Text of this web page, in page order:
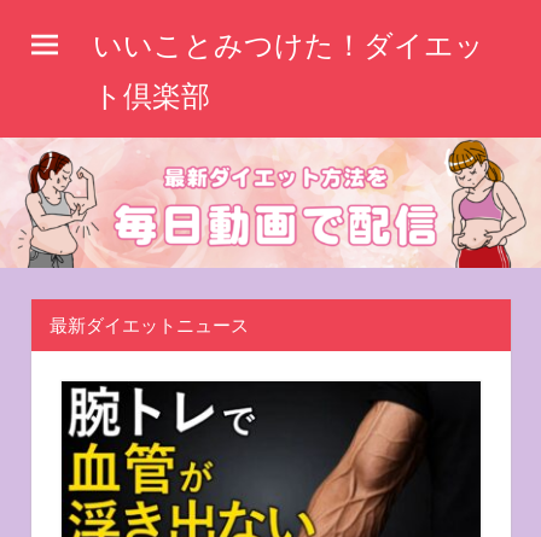
ス
キ
いいことみつけた！ダイエッ
ト倶楽部
最新ダイエットニュース